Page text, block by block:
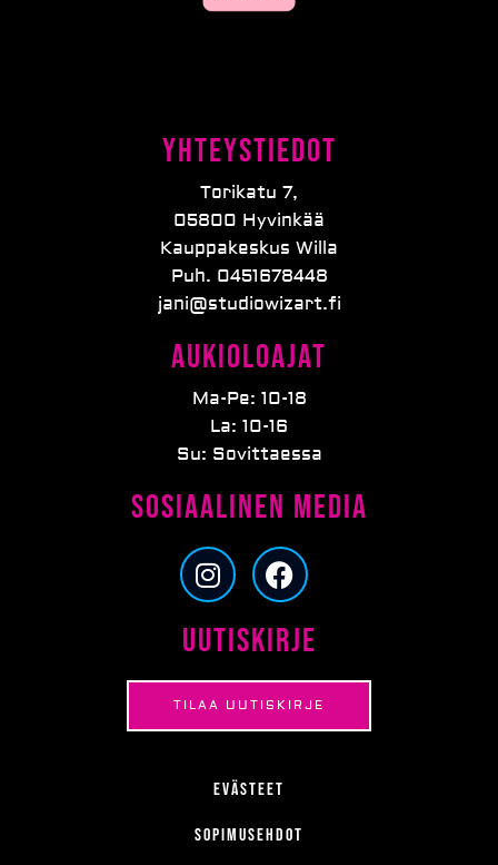
Yhteystiedot
Torikatu 7,
05800 Hyvinkää
Kauppakeskus Willa
Puh. 0451678448
jani@studiowizart.fi
Aukioloajat
Ma-Pe: 10-18
La: 10-16
Su: Sovittaessa
Sosiaalinen media
I
n
t
a
g
r
m
F
a
e
b
o
o
Uutiskirje
TILAA UUTISKIRJE
Evästeet
Sopimusehdot